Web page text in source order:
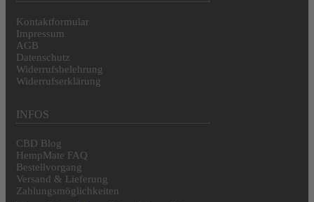
Kontaktformular
Impressum
AGB
Datenschutz
Widerrufsbelehrung
Widerrufserklärung
INFOS
CBD Blog
HempMate FAQ
Bestellvorgang
Versand & Lieferung
Zahlungsmöglichkeiten